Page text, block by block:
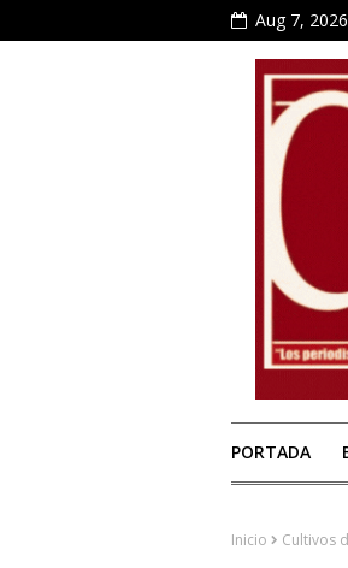
Aug 7, 2026
PORTADA
Inicio Cultivos